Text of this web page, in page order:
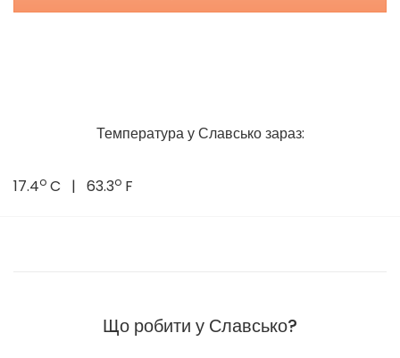
Температура у Славсько зараз:
17.4o C | 63.3o F
Що робити у Славсько?